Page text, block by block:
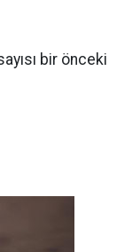
bir önceki